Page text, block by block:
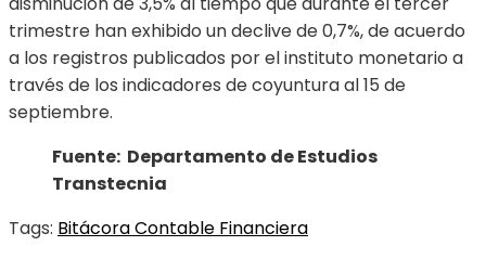
trimestre han exhibido un declive de 0,7%, de acuerdo
a los registros publicados por el instituto monetario a
través de los indicadores de coyuntura al 15 de
septiembre.
Fuente: Departamento de Estudios
Transtecnia
Tags: Bitácora Contable Financiera